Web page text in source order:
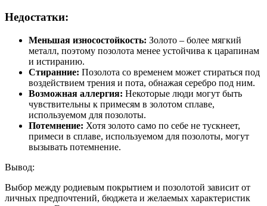
Недостатки:
Меньшая износостойкость: Золото – более мягкий
металл, поэтому позолота менее устойчива к царапинам
и истиранию.
Стиранние: Позолота со временем может стираться под
воздействием трения и пота, обнажая серебро под ним.
Возможная аллергия: Некоторые люди могут быть
чувствительны к примесям в золотом сплаве,
используемом для позолоты.
Потемнение: Хотя золото само по себе не тускнеет,
примеси в сплаве, используемом для позолоты, могут
вызывать потемнение.
Вывод:
Выбор между родиевым покрытием и позолотой зависит от
личных предпочтений, бюджета и желаемых характеристик